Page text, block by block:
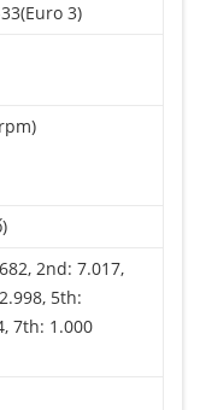
3)
2nd: 7.017,
5th:
7th: 1.000